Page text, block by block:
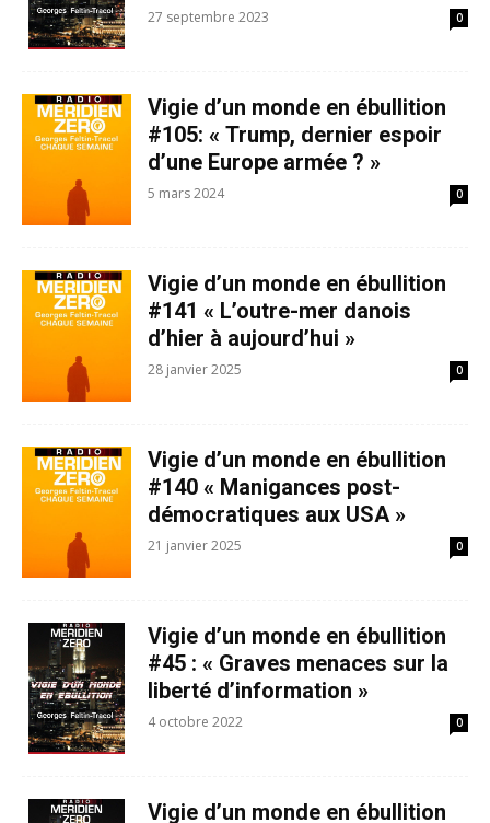
27 septembre 2023 0
Vigie d’un monde en ébullition
#105: « Trump, dernier espoir
d’une Europe armée ? »
5 mars 2024 0
Vigie d’un monde en ébullition
#141 « L’outre-mer danois
d’hier à aujourd’hui »
28 janvier 2025 0
Vigie d’un monde en ébullition
#140 « Manigances post-
démocratiques aux USA »
21 janvier 2025 0
Vigie d’un monde en ébullition
#45 : « Graves menaces sur la
liberté d’information »
4 octobre 2022 0
Vigie d’un monde en ébullition